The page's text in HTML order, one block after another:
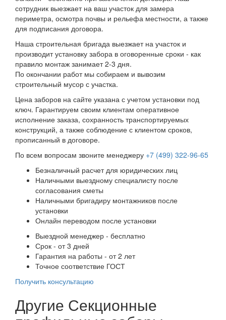
сотрудник выезжает на ваш участок для замера
периметра, осмотра почвы и рельефа местности, а также
для подписания договора.
Наша строительная бригада выезжает на участок и
производит установку забора в оговоренные сроки - как
правило монтаж занимает 2-3 дня.
По окончании работ мы собираем и вывозим
строительный мусор с участка.
Цена заборов на сайте указана с учетом установки под
ключ. Гарантируем своим клиентам оперативное
исполнение заказа, сохранность транспортируемых
конструкций, а также соблюдение с клиентом сроков,
прописанный в договоре.
По всем вопросам звоните менеджеру +7 (499) 322-96-65
Безналичный расчет для юридических лиц
Наличными выездному специалисту после
согласования сметы
Наличными бригадиру монтажников после
установки
Онлайн переводом после установки
Выездной менеджер - бесплатно
Срок - от 3 дней
Гарантия на работы - от 2 лет
Точное соответствие ГОСТ
Получить консультацию
Другие Секционные